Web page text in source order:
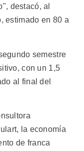
destacó, al
estimado en 80 a
semestre
con un 1,5
al final del
la economía
de franca